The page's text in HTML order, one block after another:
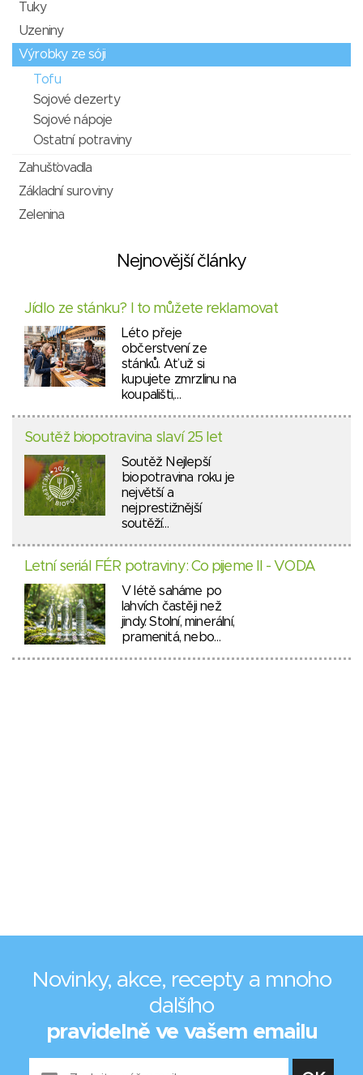
Tuky
Uzeniny
Výrobky ze sóji
Tofu
Sojové dezerty
Sojové nápoje
Ostatní potraviny
Zahušťovadla
Základní suroviny
Zelenina
Nejnovější články
Jídlo ze stánku? I to můžete reklamovat
Léto přeje
občerstvení ze
stánků. Ať už si
kupujete zmrzlinu na
koupališti,…
Soutěž biopotravina slaví 25 let
Soutěž Nejlepší
biopotravina roku je
největší a
nejprestižnější
soutěží…
Letní seriál FÉR potraviny: Co pijeme II - VODA
V létě saháme po
lahvích častěji než
jindy. Stolní, minerální,
pramenitá, nebo…
Novinky, akce, recepty a mnoho
dalšího
pravidelně ve vašem emailu